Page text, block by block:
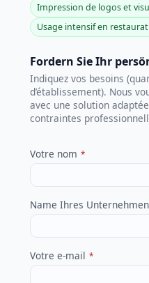
Impression de logos et
Usage intensif en
Fordern Sie Ihr
Indiquez vos besoins
d’établissement). Nous
avec une solution
contraintes
Votre nom *
Name Ihres
Votre e-mail *